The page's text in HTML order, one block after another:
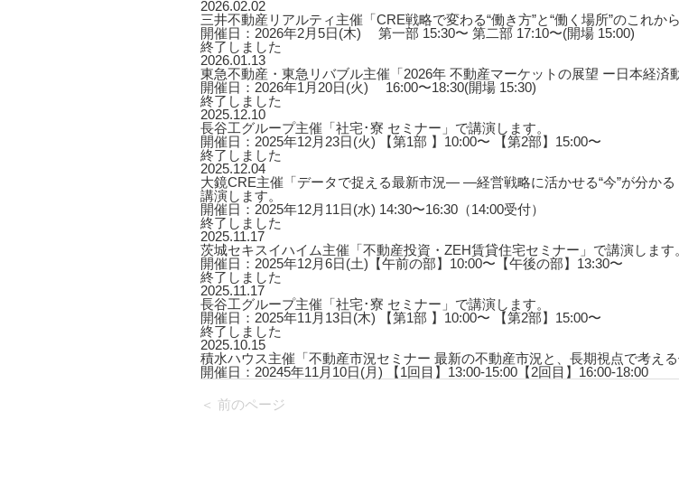
2026.02.02
三井不動産リアルティ主催「CRE戦略で変わる“働き方”と“働く場所”のこれか
開催日：2026年2月5日(木) 第一部 15:30〜 第二部 17:10〜(開場 15:00)
終了しました
2026.01.13
東急不動産・東急リバブル主催「2026年 不動産マーケットの展望 ー日本経済
開催日：2026年1月20日(火) 16:00〜18:30(開場 15:30)
終了しました
2025.12.10
長谷工グループ主催「社宅･寮 セミナー」で講演します。
開催日：2025年12月23日(火) 【第1部 】10:00〜 【第2部】15:00〜
終了しました
2025.12.04
大鏡CRE主催「データで捉える最新市況― ―経営戦略に活かせる“今”が分か
講演します。
開催日：2025年12月11日(水) 14:30〜16:30（14:00受付）
終了しました
2025.11.17
茨城セキスイハイム主催「不動産投資・ZEH賃貸住宅セミナー」で講演します
開催日：2025年12月6日(土)【午前の部】10:00〜【午後の部】13:30〜
終了しました
2025.11.17
長谷工グループ主催「社宅･寮 セミナー」で講演します。
開催日：2025年11月13日(木) 【第1部 】10:00〜 【第2部】15:00〜
終了しました
2025.10.15
積水ハウス主催「不動産市況セミナー 最新の不動産市況と、長期視点で考え
開催日：20245年11月10日(月) 【1回目】13:00-15:00【2回目】16:00-18:00
＜ 前のページ